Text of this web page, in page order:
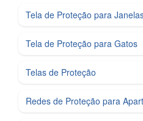
Tela de Proteção para
Tela de Proteção para Gatos
Telas de Proteção
Redes de Proteção para